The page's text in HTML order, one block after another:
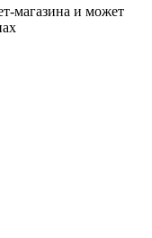
магазина и может